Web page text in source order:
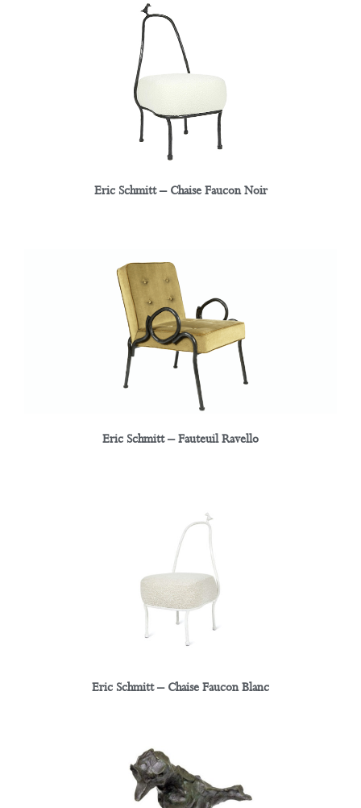
Eric Schmitt – Chaise Faucon Noir
Eric Schmitt – Fauteuil Ravello
Eric Schmitt – Chaise Faucon Blanc